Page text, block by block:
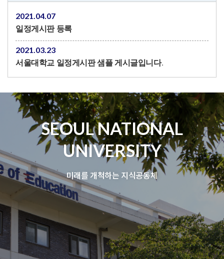
2021.04.07
일정게시판 등록
2021.03.23
서울대학교 일정게시판 샘플 게시글입니다.
SEOUL NATIONAL
UNIVERSITY
미래를 개척하는 지식공동체